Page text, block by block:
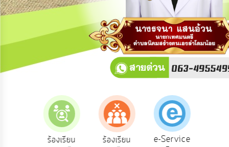
การ
ปฏิสัมพันธ์
ความ
ยุทธศาสตร์/
ร้องเรียน
ร้องเรียน
e-Service